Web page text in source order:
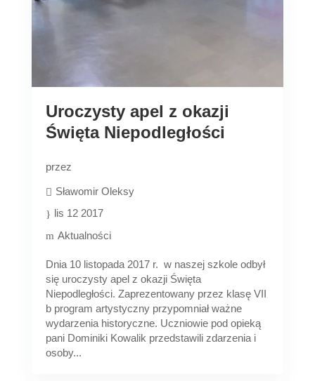
Uroczysty apel z okazji
Święta Niepodległości
przez
Sławomir Oleksy
lis 12 2017
Aktualności
Dnia 10 listopada 2017 r. w naszej szkole odbył
się uroczysty apel z okazji Święta
Niepodległości. Zaprezentowany przez klasę VII
b program artystyczny przypomniał ważne
wydarzenia historyczne. Uczniowie pod opieką
pani Dominiki Kowalik przedstawili zdarzenia i
osoby...